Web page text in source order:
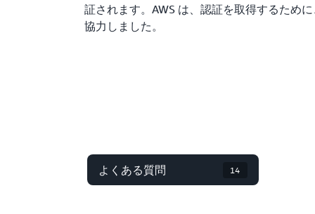
証されます。AWS は、認証を取得するため
協力しました。
よくある質問 14